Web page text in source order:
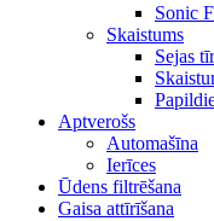
Sonic
Skaistums
Sejas
Aptverošs
Automašīna
Ierīces
Ūdens filtrēšana
Gaisa attīrīšana